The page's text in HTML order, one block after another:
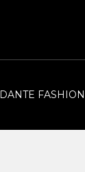
DANTE FASHION